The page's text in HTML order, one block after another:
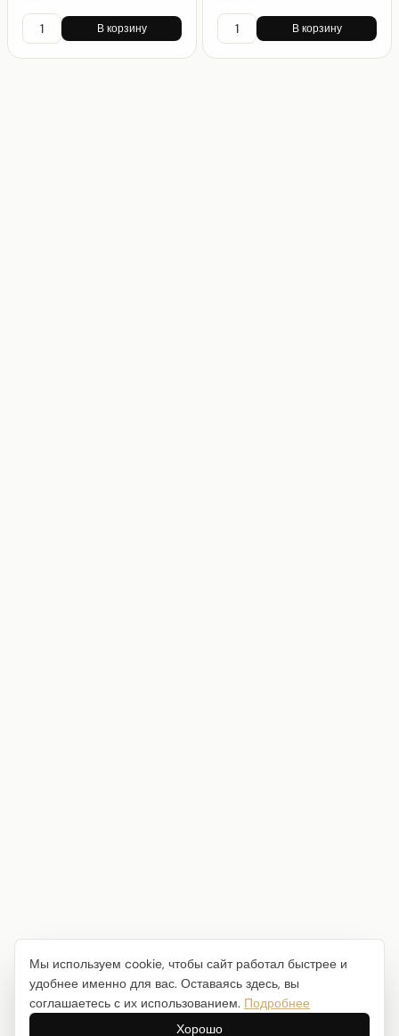
В корзину В корзину
Мы используем cookie, чтобы сайт работал быстрее и
удобнее именно для вас. Оставаясь здесь, вы
соглашаетесь с их использованием. Подробнее
Хорошо